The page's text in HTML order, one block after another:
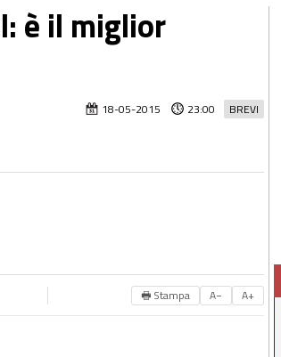
è il miglior
BREVI
18-05-2015 23:00
🖶 Stampa A− A+